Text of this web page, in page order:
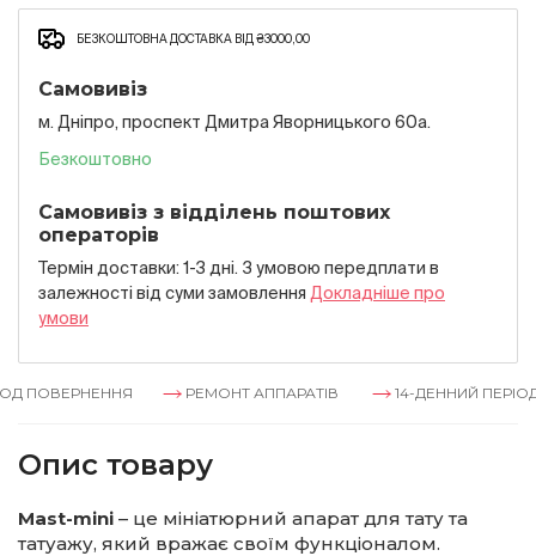
БЕЗКОШТОВНА ДОСТАВКА ВІД ₴3000,00
Самовивіз
м. Дніпро, проспект Дмитра Яворницького 60а.
Безкоштовно
Самовивіз з відділень поштових
операторів
Термін доставки: 1-3 дні. З умовою передплати в
залежностi вiд суми замовлення Докладнiше про
умови
ПОВЕРНЕННЯ РЕМОНТ АППАРАТІВ 14-ДЕННИЙ ПЕРІОД
Опис товару
Mast-mini – це мініатюрний апарат для тату та
татуажу, який вражає своїм функціоналом.